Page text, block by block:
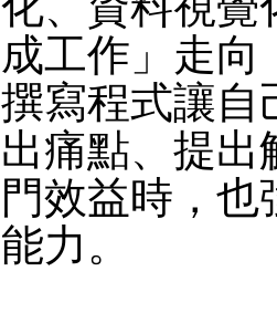
成工作」走向
撰寫程式讓自
出痛點、提出
門效益時，
能力。